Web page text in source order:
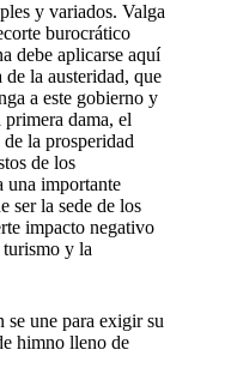
y variados. Valga
burocrático
debe aplicarse aquí
de la austeridad, que
a este gobierno y
dama, el
la prosperidad
de los
una importante
ser la sede de los
impacto negativo
turismo y la
se une para exigir su
himno lleno de